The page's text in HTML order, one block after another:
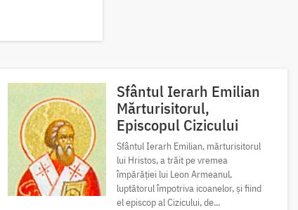
Sfântul Ierarh Emilian
Mărturisitorul,
Episcopul Cizicului
Sfântul Ierarh Emilian, mărturisitorul
lui Hristos, a trăit pe vremea
împărăției lui Leon Armeanul,
luptătorul împotriva icoanelor, și fiind
el episcop al Cizicului, de...